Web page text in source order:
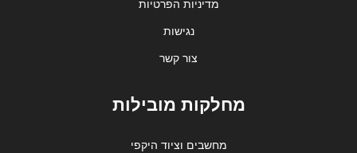
מדיניות הפרטיות
נגישות
צור קשר
מחלקות מובילות
מחשבים וציוד היקפי